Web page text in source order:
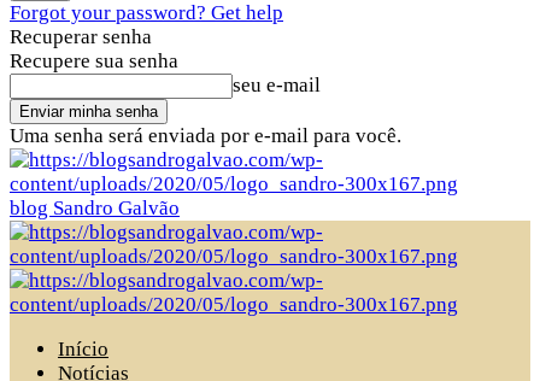
Forgot your password? Get help
Recuperar senha
Recupere sua senha
seu e-mail
Uma senha será enviada por e-mail para você.
blog Sandro Galvão
Início
Notícias